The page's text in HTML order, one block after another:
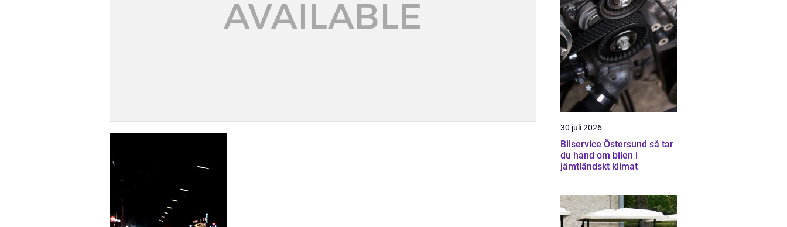
30 juli 2026
Bilservice Östersund så tar
du hand om bilen i
jämtländskt klimat